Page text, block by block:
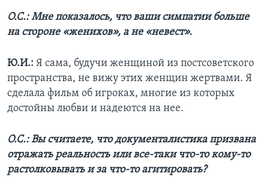
О.С.: Мне показалось, что ваши симпатии больше
на стороне «женихов», а не «невест».
Ю.И.: Я сама, будучи женщиной из постсоветского
пространства, не вижу этих женщин жертвами. Я
сделала фильм об игроках, многие из которых
достойны любви и надеются на нее.
О.С.: Вы считаете, что документалистика призвана
отражать реальность или все-таки что-то кому-то
растолковывать и за что-то агитировать?